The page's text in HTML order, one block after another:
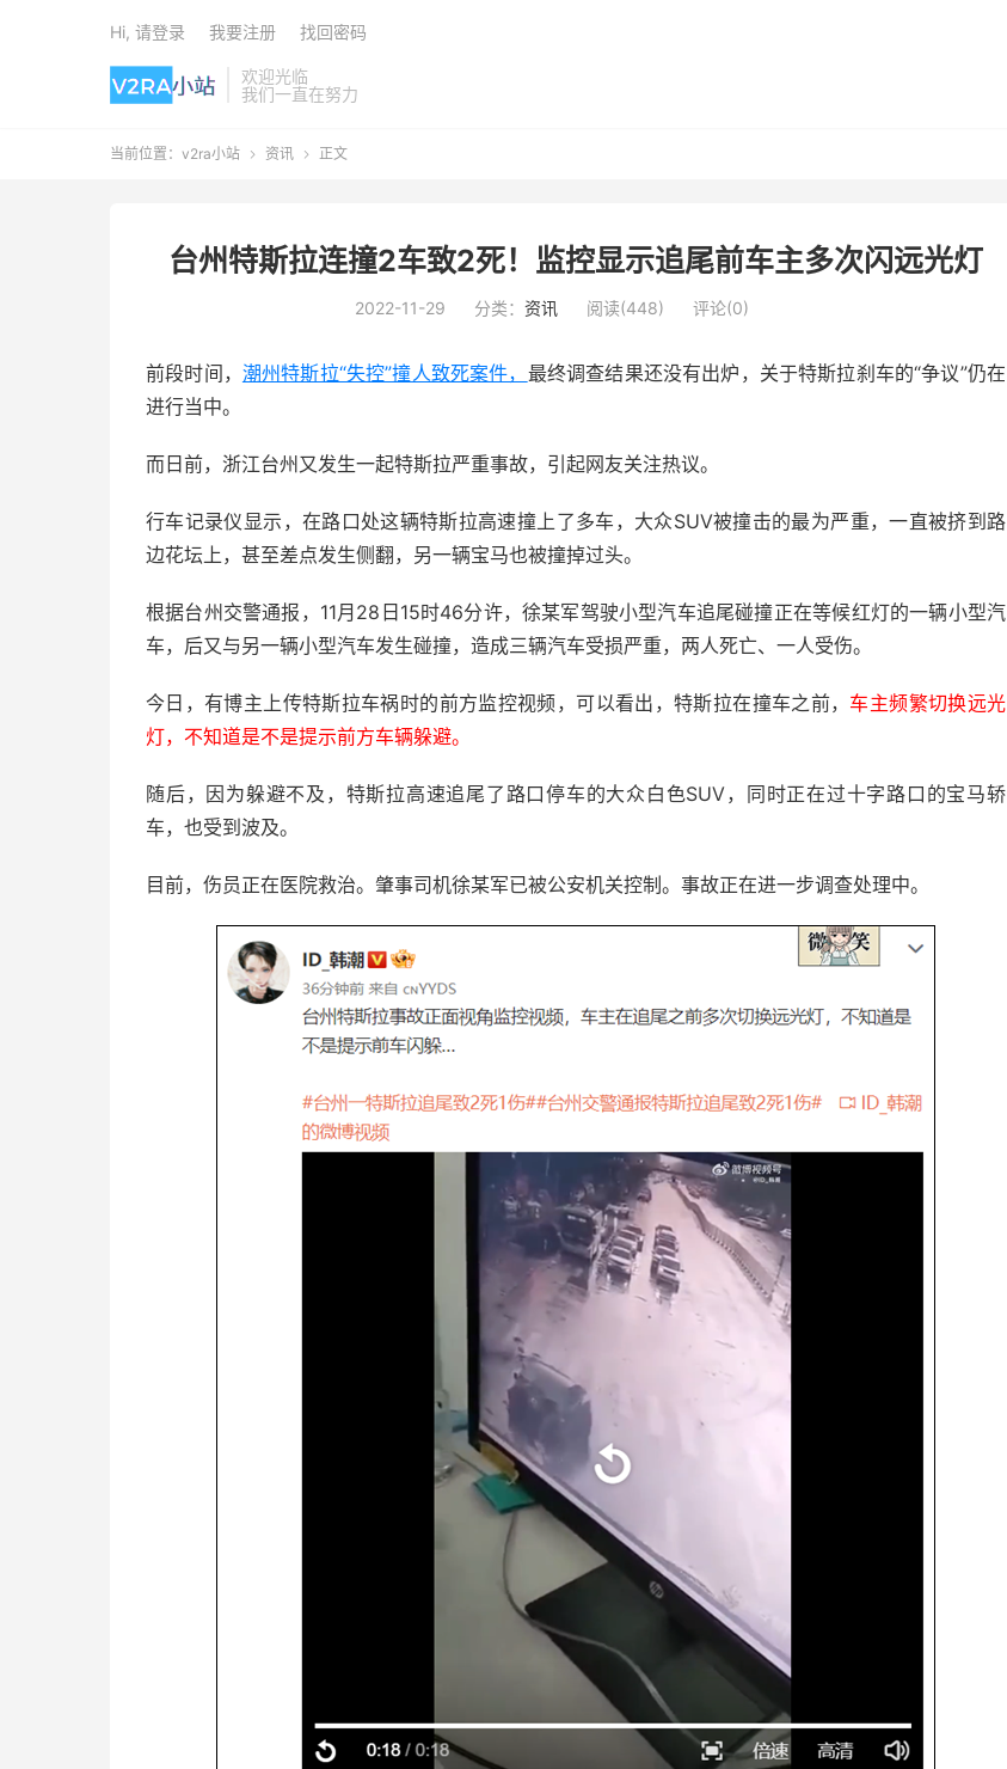
欢迎光临
我们一直在努力
Hi, 请登录 我要注册 找回密码
当前位置： v2ra小站  资讯  正文
台州特斯拉连撞2车致2死！监控显示追尾前车主多次闪远光灯
2022-11-29 分类： 资讯 阅读(448) 评论(0)
前段时间， 潮州特斯拉“失控”撞人致死案件， 最终调查结果还没有出炉，关于特斯拉刹车的“争议”仍在
进行当中。
而日前，浙江台州又发生一起特斯拉严重事故，引起网友关注热议。
行车记录仪显示，在路口处这辆特斯拉高速撞上了多车，大众SUV被撞击的最为严重，一直被挤到路
边花坛上，甚至差点发生侧翻，另一辆宝马也被撞掉过头。
根据台州交警通报，11月28日15时46分许，徐某军驾驶小型汽车追尾碰撞正在等候红灯的一辆小型汽
车，后又与另一辆小型汽车发生碰撞，造成三辆汽车受损严重，两人死亡、一人受伤。
今日，有博主上传特斯拉车祸时的前方监控视频，可以看出，特斯拉在撞车之前， 车主频繁切换远光
灯，不知道是不是提示前方车辆躲避。
随后，因为躲避不及，特斯拉高速追尾了路口停车的大众白色SUV，同时正在过十字路口的宝马轿
车，也受到波及。
目前，伤员正在医院救治。肇事司机徐某军已被公安机关控制。事故正在进一步调查处理中。